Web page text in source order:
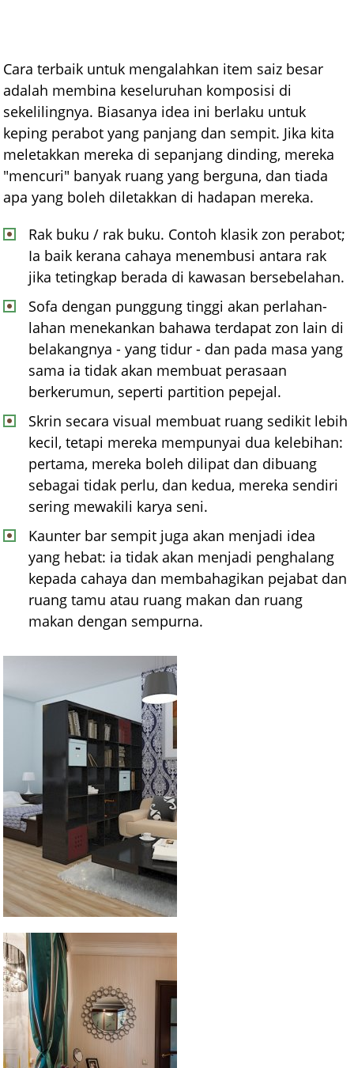
Cara terbaik untuk mengalahkan item saiz besar
adalah membina keseluruhan komposisi di
sekelilingnya. Biasanya idea ini berlaku untuk
keping perabot yang panjang dan sempit. Jika kita
meletakkan mereka di sepanjang dinding, mereka
"mencuri" banyak ruang yang berguna, dan tiada
apa yang boleh diletakkan di hadapan mereka.
Rak buku / rak buku. Contoh klasik zon perabot;
Ia baik kerana cahaya menembusi antara rak
jika tetingkap berada di kawasan bersebelahan.
Sofa dengan punggung tinggi akan perlahan-
lahan menekankan bahawa terdapat zon lain di
belakangnya - yang tidur - dan pada masa yang
sama ia tidak akan membuat perasaan
berkerumun, seperti partition pepejal.
Skrin secara visual membuat ruang sedikit lebih
kecil, tetapi mereka mempunyai dua kelebihan:
pertama, mereka boleh dilipat dan dibuang
sebagai tidak perlu, dan kedua, mereka sendiri
sering mewakili karya seni.
Kaunter bar sempit juga akan menjadi idea
yang hebat: ia tidak akan menjadi penghalang
kepada cahaya dan membahagikan pejabat dan
ruang tamu atau ruang makan dan ruang
makan dengan sempurna.